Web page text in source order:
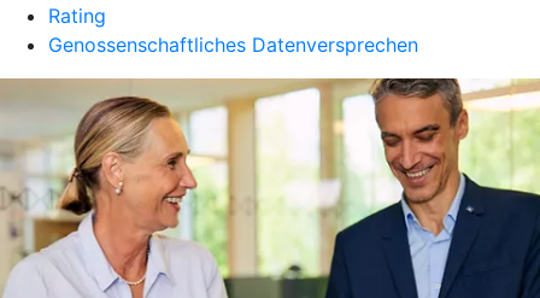
Rating
Genossenschaftliches Datenversprechen